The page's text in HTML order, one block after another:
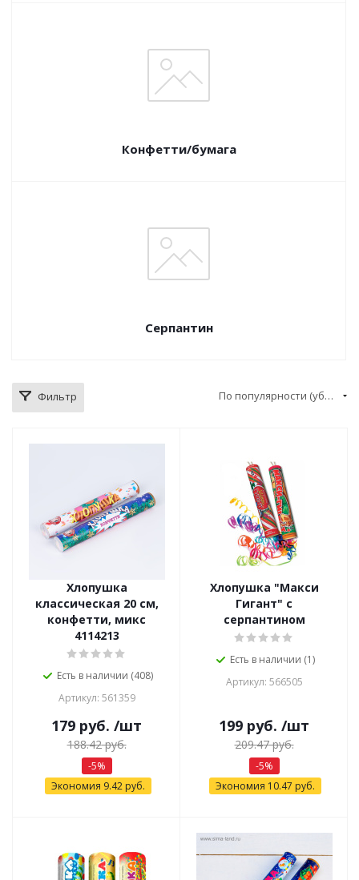
Конфетти/бумага
Серпантин
Фильтр По популярности (убывание)
Хлопушка
классическая 20 см,
конфетти, микс
4114213
Есть в наличии (408)
Артикул: 561359
179 руб. /шт
188.42руб.
-5%
Экономия 9.42руб.
Хлопушка "Макси
Гигант" с
серпантином
Есть в наличии (1)
Артикул: 566505
199 руб. /шт
209.47руб.
-5%
Экономия 10.47 руб.